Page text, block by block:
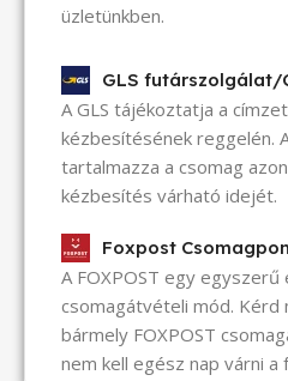
üzletünkben.
GLS futárszolgálat/
A GLS tájékoztatja a
kézbesítésének reggelén.
tartalmazza a csomag
kézbesítés várható idejét.
Foxpost
A FOXPOST egy
csomagátvételi mód. Kérd
bármely FOXPOST
nem kell egész nap várni a